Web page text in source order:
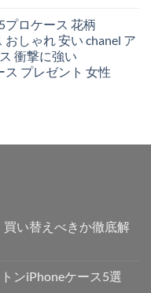
プロケース 花柄
しゃれ 安い chanel ア
衝撃に強い
プレゼント 女性
い替えべきか徹底解
ンiPhoneケース5選